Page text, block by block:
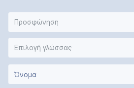
Προσφώνηση
Επιλογή γλώσσας